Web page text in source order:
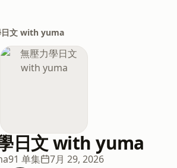
日文 with yuma
日文 with yuma
91 单集 7月 29, 2026